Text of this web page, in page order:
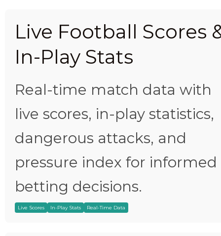
Live Football Scores
In-Play Stats
Real-time match data with
live scores, in-play statistics,
dangerous attacks, and
pressure index for informed
betting decisions.
Live Scores In-Play Stats Real-Time Data